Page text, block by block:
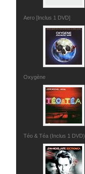
Aero [Inclus 1 DVD]
Oxygène
Téo & Téa (Inclus 1 DVD)